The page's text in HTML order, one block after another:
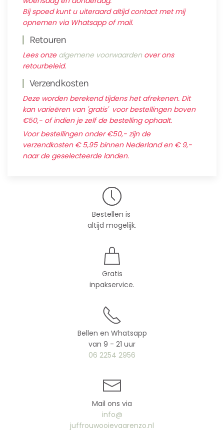
Bij spoed kunt u uiteraard altijd contact met mij
opnemen via Whatsapp of mail.
Retouren
Lees onze algemene voorwaarden over ons
retourbeleid.
Verzendkosten
Deze worden berekend tijdens het afrekenen. Dit
kan varieëren van 'gratis' voor bestellingen boven
€50,- of indien je zelf de bestelling ophaalt.
Voor bestellingen onder €50,- zijn de
verzendkosten € 5,95 binnen Nederland en € 9,-
naar de geselecteerde landen.
Bestellen is
altijd mogelijk.
Gratis
inpakservice.
Bellen en Whatsapp
van 9 - 21 uur
06 2254 2956
Mail ons via
info@
juffrouwooievaarenzo.nl